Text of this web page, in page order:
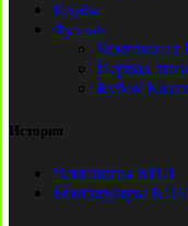
Клубы
Футзал
Чемпионат
Первая лига
Кубок
История
Чемпионы КПЛ
Бомбардиры КПЛ